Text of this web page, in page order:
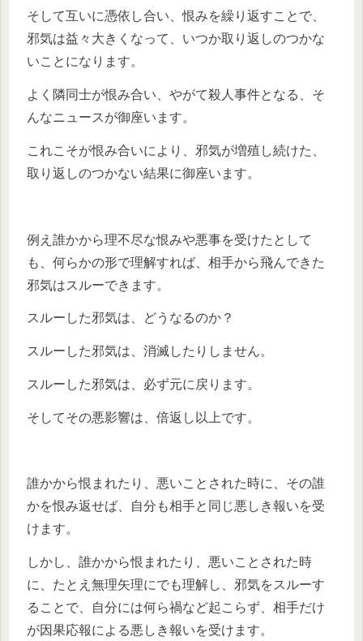
そして互いに憑依し合い、恨みを繰り返すことで、
邪気は益々大きくなって、いつか取り返しのつかな
いことになります。
よく隣同士が恨み合い、やがて殺人事件となる、そ
んなニュースが御座います。
これこそが恨み合いにより、邪気が増殖し続けた、
取り返しのつかない結果に御座います。
例え誰かから理不尽な恨みや悪事を受けたとして
も、何らかの形で理解すれば、相手から飛んできた
邪気はスルーできます。
スルーした邪気は、どうなるのか？
スルーした邪気は、消滅したりしません。
スルーした邪気は、必ず元に戻ります。
そしてその悪影響は、倍返し以上です。
誰かから恨まれたり、悪いことされた時に、その誰
かを恨み返せば、自分も相手と同じ悪しき報いを受
けます。
しかし、誰かから恨まれたり、悪いことされた時
に、たとえ無理矢理にでも理解し、邪気をスルーす
ることで、自分には何ら禍など起こらず、相手だけ
が因果応報による悪しき報いを受けます。